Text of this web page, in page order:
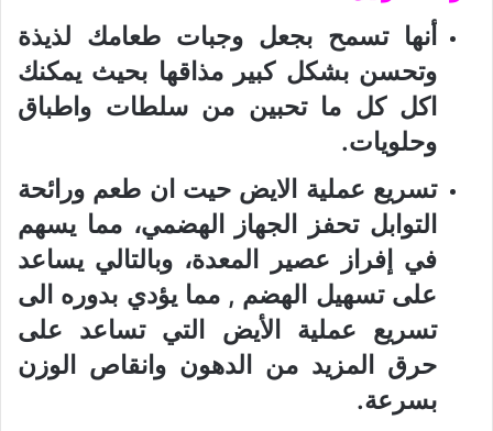
أنها تسمح بجعل وجبات طعامك لذيذة
وتحسن بشكل كبير مذاقها بحيث يمكنك
اكل كل ما تحبين من سلطات واطباق
وحلويات.
تسريع عملية الايض حيت ان طعم ورائحة
التوابل تحفز الجهاز الهضمي، مما يسهم
في إفراز عصير المعدة، وبالتالي يساعد
على تسهيل الهضم , مما يؤدي بدوره الى
تسريع عملية الأيض التي تساعد على
حرق المزيد من الدهون وانقاص الوزن
بسرعة.